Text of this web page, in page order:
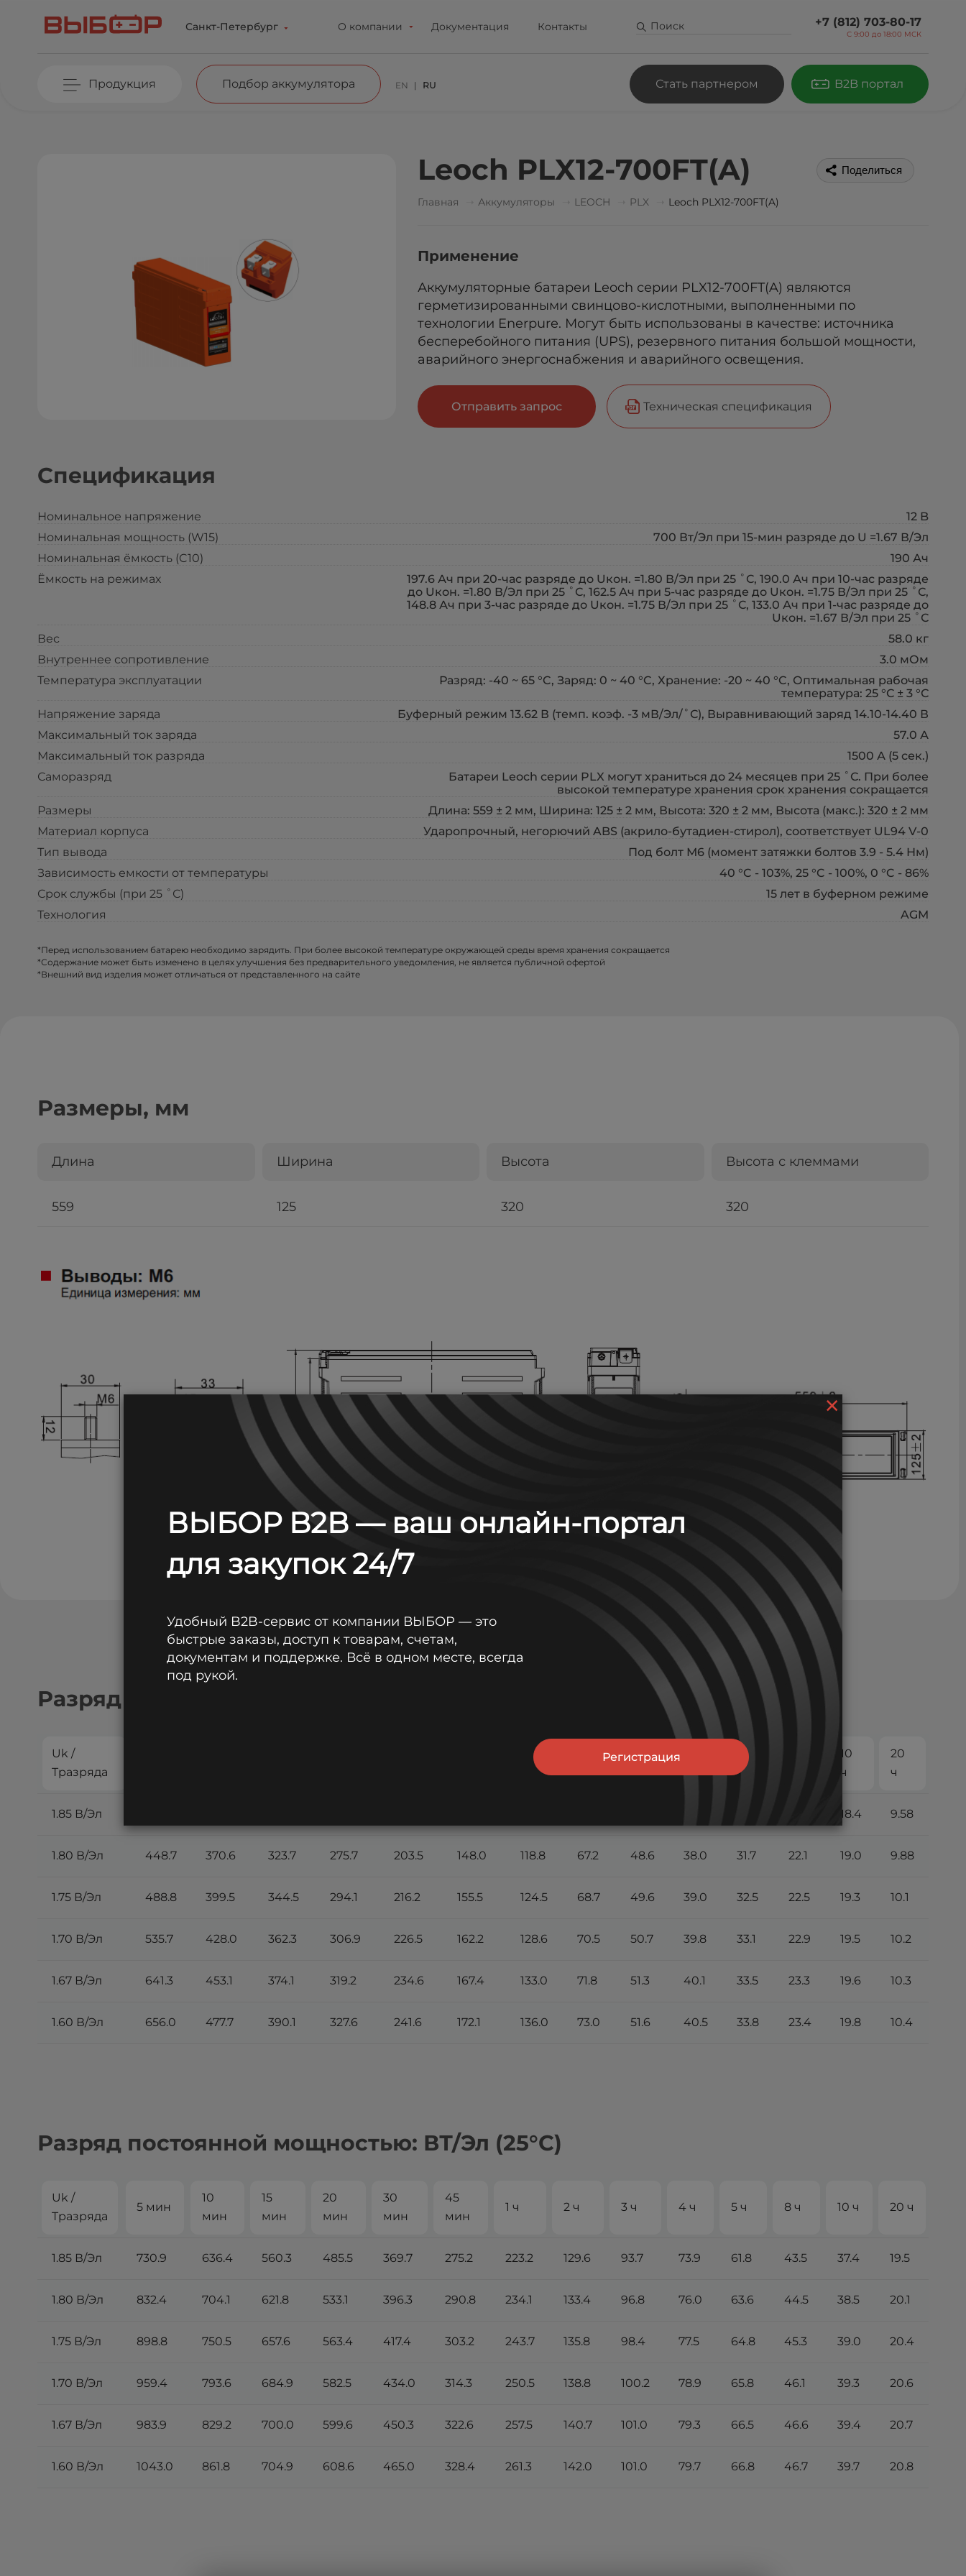
Санкт-Петербург О компании Документация Контакты +7 (812) 703-80-17
С 9:00 до 18:00 МСК
Продукция Подбор аккумулятора EN RU Стать партнером B2B портал
Leoch PLX12-700FT(A) Поделиться
Главная Аккумуляторы LEOCH PLX Leoch PLX12-700FT(A)
Применение
Аккумуляторные батареи Leoch серии PLX12-700FT(A) являются
герметизированными свинцово-кислотными, выполненными по
технологии Enerpure. Могут быть использованы в качестве: источника
бесперебойного питания (UPS), резервного питания большой мощности,
аварийного энергоснабжения и аварийного освещения.
Отправить запрос Техническая спецификация
Спецификация
Номинальное напряжение
12 B
Номинальная мощность (W15)
700 Вт/Эл при 15-мин разряде до U =1.67 В/Эл
Номинальная ёмкость (C10)
190 Ач
Ёмкость на режимах
197.6 Ач при 20-час разряде до Uкон. =1.80 В/Эл при 25 ˚С, 190.0 Ач при 10-час разряде
до Uкон. =1.80 В/Эл при 25 ˚С, 162.5 Ач при 5-час разряде до Uкон. =1.75 В/Эл при 25 ˚С,
148.8 Ач при 3-час разряде до Uкон. =1.75 В/Эл при 25 ˚С, 133.0 Ач при 1-час разряде до
Uкон. =1.67 В/Эл при 25 ˚С
Вес
58.0 кг
Внутреннее сопротивление
3.0 мОм
Температура эксплуатации
Разряд: -40 ~ 65 °C, Заряд: 0 ~ 40 °C, Хранение: -20 ~ 40 °C, Оптимальная рабочая
температура: 25 °С ± 3 °С
Напряжение заряда
Буферный режим 13.62 В (темп. коэф. -3 мВ/Эл/˚С), Выравнивающий заряд 14.10-14.40 В
Максимальный ток заряда
57.0 А
Максимальный ток разряда
1500 А (5 сек.)
Саморазряд
Батареи Leoch серии PLX могут храниться до 24 месяцев при 25 ˚С. При более
высокой температуре хранения срок хранения сокращается
Размеры
Длина: 559 ± 2 мм, Ширина: 125 ± 2 мм, Высота: 320 ± 2 мм, Высота (макс.): 320 ± 2 мм
Материал корпуса
Ударопрочный, негорючий ABS (акрило-бутадиен-стирол), соответствует UL94 V-0
Тип вывода
Под болт М6 (момент затяжки болтов 3.9 - 5.4 Нм)
Зависимость емкости от температуры
40 °C - 103%, 25 °C - 100%, 0 °C - 86%
Срок службы (при 25 ˚С)
15 лет в буферном режиме
Технология
AGM
*Перед использованием батарею необходимо зарядить. При более высокой температуре окружающей среды время хранения сокращается
*Содержание может быть изменено в целях улучшения без предварительного уведомления, не является публичной офертой
*Внешний вид изделия может отличаться от представленного на сайте
Размеры, мм
Длина Ширина Высота Высота с клеммами
559 125 320 320
Разряд постоянным током: А (25°С)
Uk /
Tразряда
1 ч 3 ч 5 ч
10
ч
20
ч
1.85 В/Эл 18.4 9.58
1.80 В/Эл 448.7 370.6 323.7 275.7 203.5 148.0 118.8 67.2 48.6 38.0 31.7 22.1 19.0 9.88
1.75 В/Эл 488.8 399.5 344.5 294.1 216.2 155.5 124.5 68.7 49.6 39.0 32.5 22.5 19.3 10.1
1.70 В/Эл 535.7 428.0 362.3 306.9 226.5 162.2 128.6 70.5 50.7 39.8 33.1 22.9 19.5 10.2
1.67 В/Эл 641.3 453.1 374.1 319.2 234.6 167.4 133.0 71.8 51.3 40.1 33.5 23.3 19.6 10.3
1.60 В/Эл 656.0 477.7 390.1 327.6 241.6 172.1 136.0 73.0 51.6 40.5 33.8 23.4 19.8 10.4
Разряд постоянной мощностью: ВТ/Эл (25°С)
Uk /
Tразряда
5 мин
10
мин
15
мин
20
мин
30
мин
45
мин
1 ч 2 ч 3 ч 4 ч 5 ч 8 ч 10 ч 20 ч
1.85 В/Эл 730.9 636.4 560.3 485.5 369.7 275.2 223.2 129.6 93.7 73.9 61.8 43.5 37.4 19.5
1.80 В/Эл 832.4 704.1 621.8 533.1 396.3 290.8 234.1 133.4 96.8 76.0 63.6 44.5 38.5 20.1
1.75 В/Эл 898.8 750.5 657.6 563.4 417.4 303.2 243.7 135.8 98.4 77.5 64.8 45.3 39.0 20.4
1.70 В/Эл 959.4 793.6 684.9 582.5 434.0 314.3 250.5 138.8 100.2 78.9 65.8 46.1 39.3 20.6
1.67 В/Эл 983.9 829.2 700.0 599.6 450.3 322.6 257.5 140.7 101.0 79.3 66.5 46.6 39.4 20.7
1.60 В/Эл 1043.0 861.8 704.9 608.6 465.0 328.4 261.3 142.0 101.0 79.7 66.8 46.7 39.7 20.8
×
ВЫБОР B2B — ваш онлайн-портал
для закупок 24/7
Удобный B2B-сервис от компании ВЫБОР — это
быстрые заказы, доступ к товарам, счетам,
документам и поддержке. Всё в одном месте, всегда
под рукой.
Регистрация